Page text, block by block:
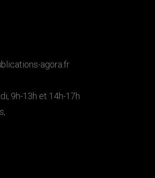
agora.fr
9h-13h et 14h-17h